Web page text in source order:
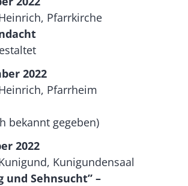
Pfarrkirche
2022
Pfarrheim
bekannt gegeben)
2022
Kunigundensaal
und Sehnsucht” –